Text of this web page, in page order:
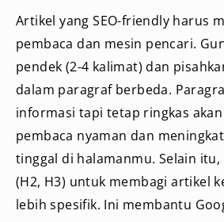
Artikel yang SEO-friendly harus
pembaca dan mesin pencari.
pendek (2-4 kalimat) dan
dalam paragraf berbeda.
informasi tapi tetap ringkas
pembaca nyaman dan
tinggal di halamanmu. Selain
(H2, H3) untuk membagi artikel
lebih spesifik. Ini membantu